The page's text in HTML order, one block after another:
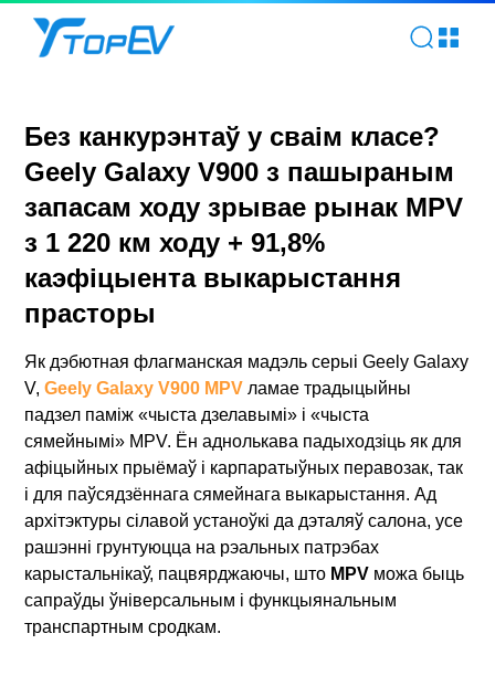
Без канкурэнтаў у сваім класе?
Geely Galaxy V900 з пашыраным
запасам ходу зрывае рынак MPV
з 1 220 км ходу + 91,8%
каэфіцыента выкарыстання
прасторы
Як дэбютная флагманская мадэль серыі Geely Galaxy
V,Geely Galaxy V900 MPV ламае традыцыйны
падзел паміж «чыста дзелавымі» і «чыста
сямейнымі» MPV. Ён аднолькава падыходзіць як для
афіцыйных прыёмаў і карпаратыўных перавозак, так
і для паўсядзённага сямейнага выкарыстання. Ад
архітэктуры сілавой устаноўкі да дэталяў салона, усе
рашэнні грунтуюцца на рэальных патрэбах
карыстальнікаў, пацвярджаючы, што MPV можа быць
сапраўды ўніверсальным і функцыянальным
транспартным сродкам.